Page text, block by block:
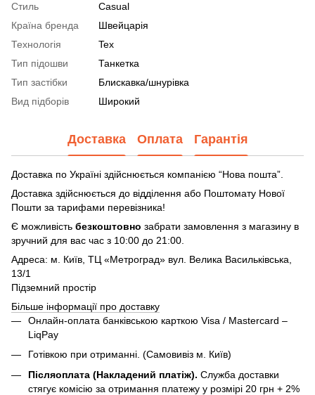
Стиль
Casual
Країна бренда
Швейцарія
Технологія
Tex
Тип підошви
Танкетка
Тип застібки
Блискавка/шнурівка
Вид підборів
Широкий
Доставка Оплата Гарантія
Доставка по Україні здійснюється компанією “Нова пошта”.
Доставка здійснюється до відділення або Поштомату Нової
Пошти за тарифами перевізника!
Є можливість безкоштовно забрати замовлення з магазину в
зручний для вас час з 10:00 до 21:00.
Адреса: м. Київ, ТЦ «Метроград» вул. Велика Васильківська,
13/1
Підземний простір
Більше інформації про доставку
Онлайн-оплата банківською карткою Visa / Mastercard –
LiqPay
Готівкою при отриманні. (Самовивіз м. Київ)
Післяоплата (Накладений платіж). Служба доставки
стягує комісію за отримання платежу у розмірі 20 грн + 2%